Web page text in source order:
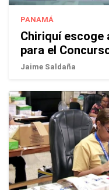
PANAMÁ
Chiriquí escoge
para el
Jaime Saldaña